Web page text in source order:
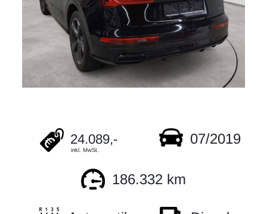
24.089,-
inkl. MwSt.
07/2019
186.332 km